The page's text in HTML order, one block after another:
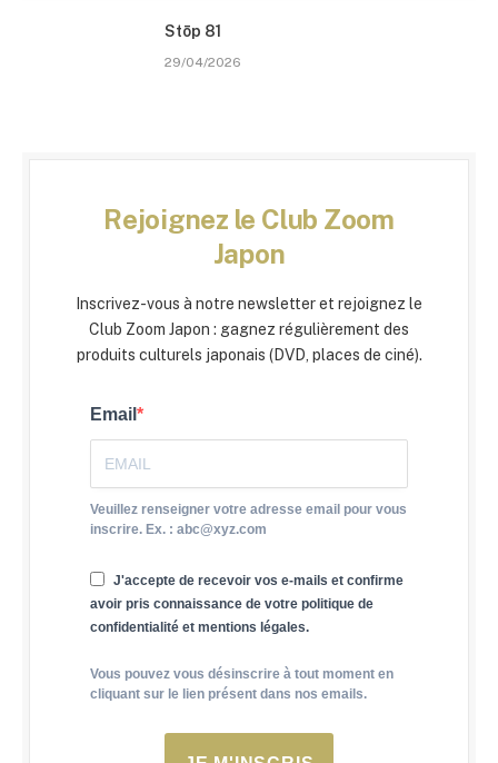
Stōp 81
29/04/2026
Rejoignez le Club Zoom
Japon
Inscrivez-vous à notre newsletter et rejoignez le
Club Zoom Japon : gagnez régulièrement des
produits culturels japonais (DVD, places de ciné).
Email
Veuillez renseigner votre adresse email pour vous
inscrire. Ex. : abc@xyz.com
J'accepte de recevoir vos e-mails et confirme
avoir pris connaissance de votre politique de
confidentialité et mentions légales.
Vous pouvez vous désinscrire à tout moment en
cliquant sur le lien présent dans nos emails.